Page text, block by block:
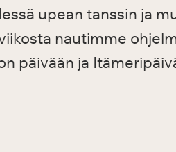
upean tanssin ja
nautimme
päivään ja